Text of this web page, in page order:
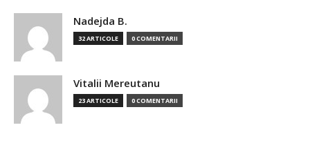
Nadejda B.
32 ARTICOLE 0 COMENTARII
Vitalii Mereutanu
23 ARTICOLE 0 COMENTARII